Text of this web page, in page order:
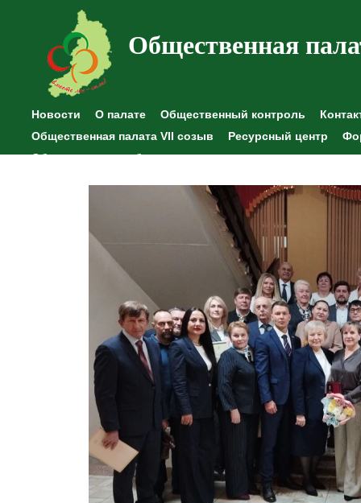
Общественная
Новости О палате Общественный контроль
Общественная палата VII созыв
Ресурсный центр
Общественные наблюдения